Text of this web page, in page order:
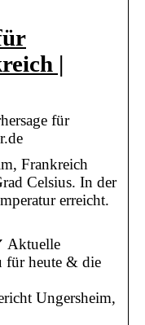
|
für
Frankreich
Celsius. In der
erreicht.
Aktuelle
für heute & die
Ungersheim,